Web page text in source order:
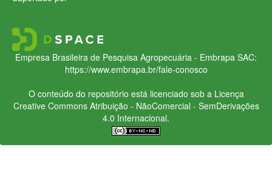
Empresa Brasileira de Pesquisa Agropecuária - Embrapa SAC:
https://www.embrapa.br/fale-conosco
O conteúdo do repositório está licenciado sob a Licença
Creative CommonsAtribuição - NãoComercial - SemDerivações
4.0 Internacional.